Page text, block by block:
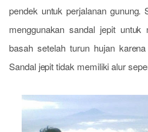
pendek untuk perjalanan gunung.
menggunakan sandal jepit
basah setelah turun hujan
Sandal jepit tidak memiliki alur